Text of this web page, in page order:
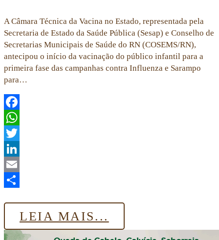
A Câmara Técnica da Vacina no Estado, representada pela
Secretaria de Estado da Saúde Pública (Sesap) e Conselho de
Secretarias Municipais de Saúde do RN (COSEMS/RN),
antecipou o início da vacinação do público infantil para a
primeira fase das campanhas contra Influenza e Sarampo
para…
Facebook
WhatsApp
Twitter
LinkedIn
Email
LEIA MAIS...